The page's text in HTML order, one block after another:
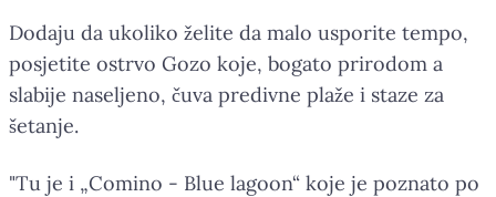
Dodaju da ukoliko želite da malo usporite tempo,
posjetite ostrvo Gozo koje, bogato prirodom a
slabije naseljeno, čuva predivne plaže i staze za
šetanje.
"Tu je i „Comino - Blue lagoon“ koje je poznato po